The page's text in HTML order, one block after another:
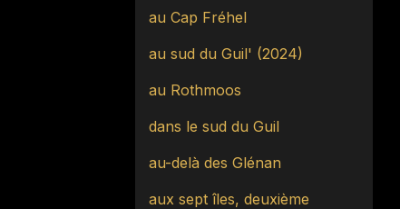
au Cap Fréhel
au sud du Guil' (2024)
au Rothmoos
dans le sud du Guil
au-delà des Glénan
aux sept îles, deuxième